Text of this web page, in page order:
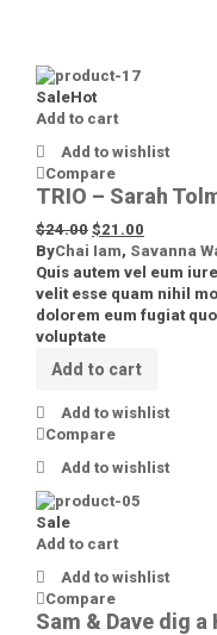
SaleHot
Add to cart
Add to wishlist
Compare
TRIO – Sarah
$24.00 $21.00
ByChai Iam, Savanna
Quis autem vel eum
velit esse quam nihil
dolorem eum fugiat
voluptate
Add to cart
Add to wishlist
Compare
Add to wishlist
Sale
Add to cart
Add to wishlist
Compare
Sam & Dave dig a